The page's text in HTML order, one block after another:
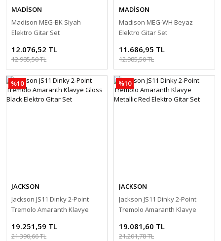
MADİSON
Madison MEG-BK Siyah
Elektro Gitar Set
12.076,52 TL
12.985,50 TL
MADİSON
Madison MEG-WH Beyaz
Elektro Gitar Set
11.686,95 TL
12.985,50 TL
%10
JACKSON
Jackson JS11 Dinky 2-Point
Tremolo Amaranth Klavye
19.251,59 TL
21.390,66 TL
%10
JACKSON
Jackson JS11 Dinky 2-Point
Tremolo Amaranth Klavye
19.081,60 TL
21.201,78 TL